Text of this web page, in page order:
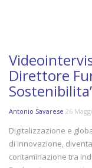
Direttore
Antonio Savarese 26
Digitalizzazione e
di innovazione,
contaminazione tra